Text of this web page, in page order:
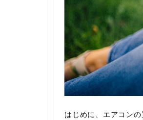
はじめに、エアコン